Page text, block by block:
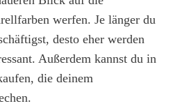
werfen. Je länger du
desto eher werden
Außerdem kannst du in
die deinem